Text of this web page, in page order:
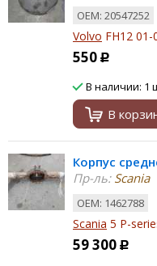
ОЕМ: 20547252
Volvo FH12 01-
550 Р
В наличии: 1
В
Корпус
Пр-ль:Scania
ОЕМ: 1462788
Scania 5 P-
59 300 Р